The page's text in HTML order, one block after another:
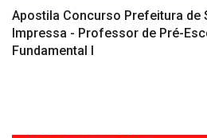
Apostila Concurso Prefeitura de
Impressa - Professor de Pré-
Fundamental I